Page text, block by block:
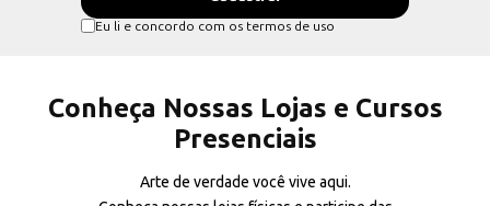
Eu li e concordo com os termos de uso
Conheça Nossas Lojas e Cursos
Presenciais
Arte de verdade você vive aqui.